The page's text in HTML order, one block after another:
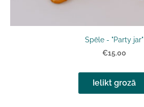
Spēle - "Party jar"
€15.00
Ielikt grozā